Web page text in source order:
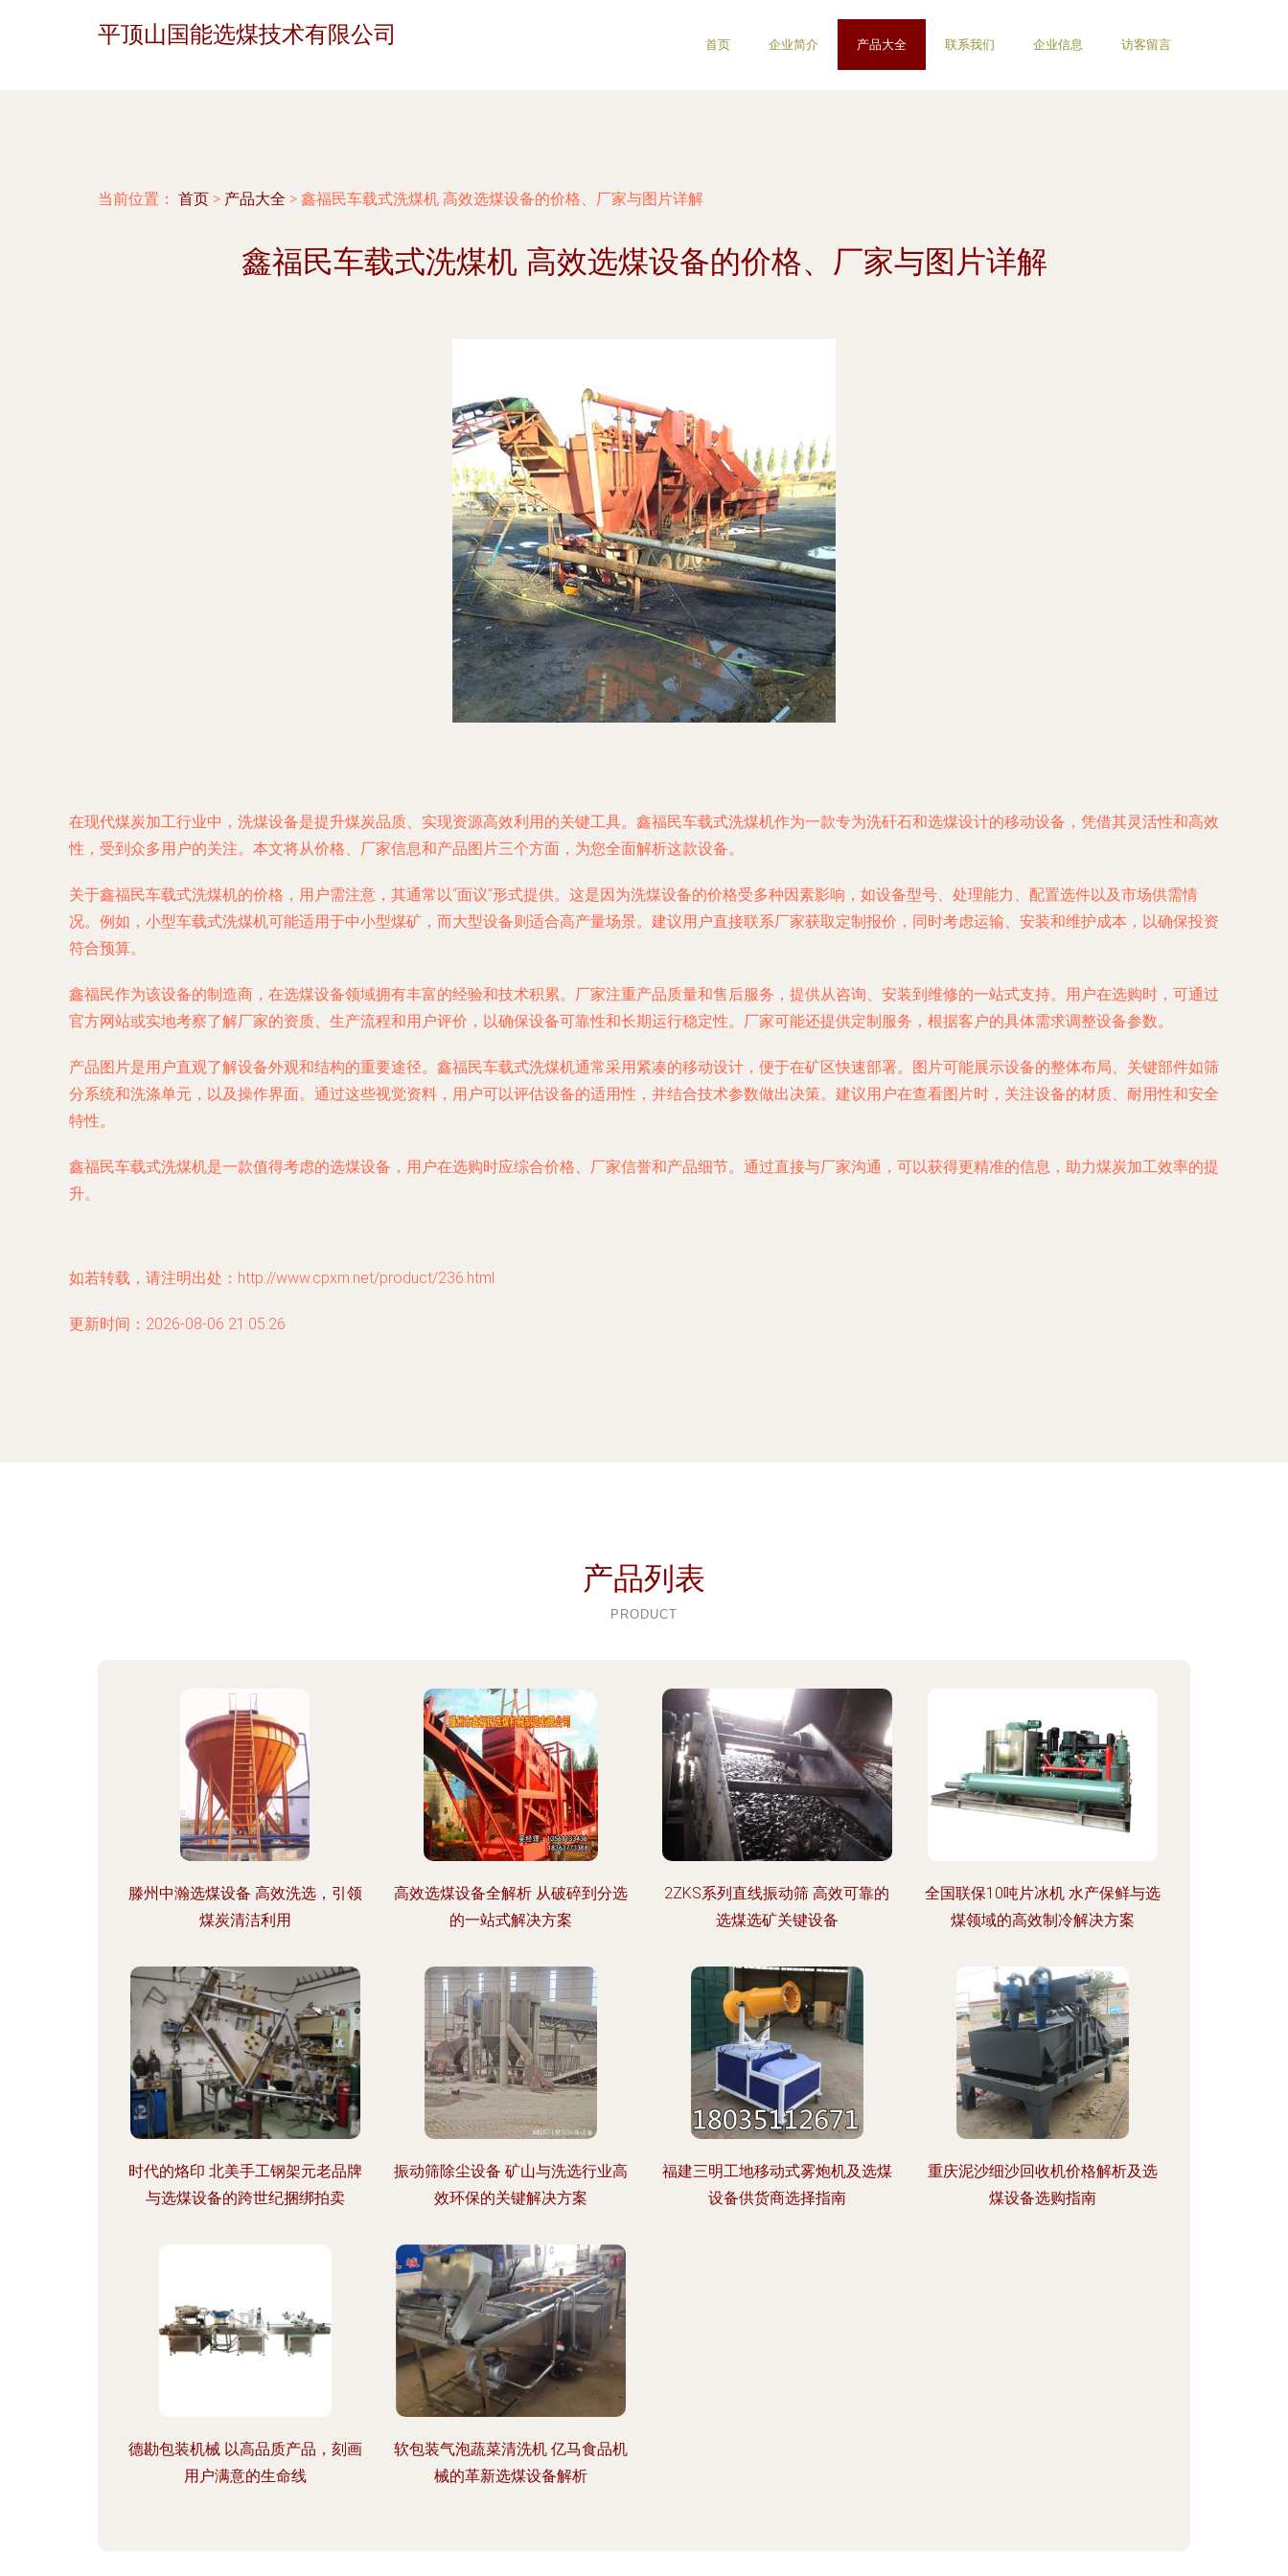
平顶山国能选煤技术有限公司 首页 企业简介 产品大全 联系我们 企业信息 访客留言
当前位置： 首页 > 产品大全 > 鑫福民车载式洗煤机 高效选煤设备的价格、厂家与图片详解
鑫福民车载式洗煤机 高效选煤设备的价格、厂家与图片详解
在现代煤炭加工行业中，洗煤设备是提升煤炭品质、实现资源高效利用的关键工具。鑫福民车载式洗煤机作为一款专为洗矸石和选煤设计的移动设备，凭借其灵活性和高效
性，受到众多用户的关注。本文将从价格、厂家信息和产品图片三个方面，为您全面解析这款设备。
关于鑫福民车载式洗煤机的价格，用户需注意，其通常以“面议”形式提供。这是因为洗煤设备的价格受多种因素影响，如设备型号、处理能力、配置选件以及市场供需情
况。例如，小型车载式洗煤机可能适用于中小型煤矿，而大型设备则适合高产量场景。建议用户直接联系厂家获取定制报价，同时考虑运输、安装和维护成本，以确保投资
符合预算。
鑫福民作为该设备的制造商，在选煤设备领域拥有丰富的经验和技术积累。厂家注重产品质量和售后服务，提供从咨询、安装到维修的一站式支持。用户在选购时，可通过
官方网站或实地考察了解厂家的资质、生产流程和用户评价，以确保设备可靠性和长期运行稳定性。厂家可能还提供定制服务，根据客户的具体需求调整设备参数。
产品图片是用户直观了解设备外观和结构的重要途径。鑫福民车载式洗煤机通常采用紧凑的移动设计，便于在矿区快速部署。图片可能展示设备的整体布局、关键部件如筛
分系统和洗涤单元，以及操作界面。通过这些视觉资料，用户可以评估设备的适用性，并结合技术参数做出决策。建议用户在查看图片时，关注设备的材质、耐用性和安全
特性。
鑫福民车载式洗煤机是一款值得考虑的选煤设备，用户在选购时应综合价格、厂家信誉和产品细节。通过直接与厂家沟通，可以获得更精准的信息，助力煤炭加工效率的提
升。
如若转载，请注明出处：http://www.cpxm.net/product/236.html
更新时间：2026-08-06 21:05:26
产品列表
PRODUCT
滕州中瀚选煤设备 高效洗选，引领
煤炭清洁利用
高效选煤设备全解析 从破碎到分选
的一站式解决方案
2ZKS系列直线振动筛 高效可靠的
选煤选矿关键设备
全国联保10吨片冰机 水产保鲜与选
煤领域的高效制冷解决方案
时代的烙印 北美手工钢架元老品牌
与选煤设备的跨世纪捆绑拍卖
振动筛除尘设备 矿山与洗选行业高
效环保的关键解决方案
福建三明工地移动式雾炮机及选煤
设备供货商选择指南
重庆泥沙细沙回收机价格解析及选
煤设备选购指南
德勘包装机械 以高品质产品，刻画
用户满意的生命线
软包装气泡蔬菜清洗机 亿马食品机
械的革新选煤设备解析